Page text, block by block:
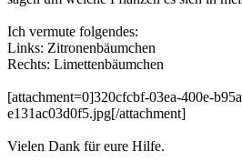
Ich vermute folgendes:
Links: Zitronenbäumchen
Rechts: Limettenbäumchen
[attachment=0]320cfcbf-03ea-400e-
e131ac03d0f5.jpg[/attachment]
Vielen Dank für eure Hilfe.